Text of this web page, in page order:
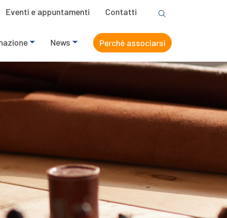
Eventi e appuntamenti Contatti
News Perchè associarsi